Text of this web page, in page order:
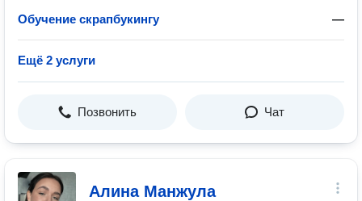
Обучение скрапбукингу —
Ещё 2 услуги
Позвонить Чат
Алина Манжула